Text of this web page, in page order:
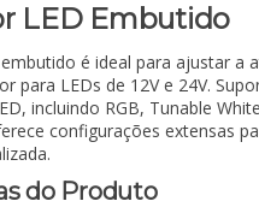
LED Embutido
é ideal para ajustar a
para LEDs de 12V e 24V.
incluindo RGB, Tunable
configurações extensas
do Produto